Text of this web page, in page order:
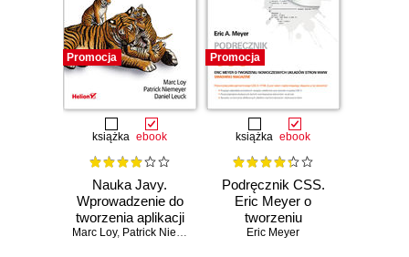
Promocja
książka ebook
Nauka Javy.
Wprowadzenie do
tworzenia aplikacji
do rzeczywistych
Marc Loy, Patrick Niemeyer Daniel Leuck
Promocja
książka ebook
Podręcznik CSS.
Eric Meyer o
tworzeniu
nowoczesnych
Eric Meyer